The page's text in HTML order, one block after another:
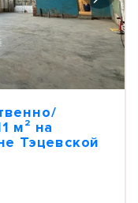
м² на
Тэцевской